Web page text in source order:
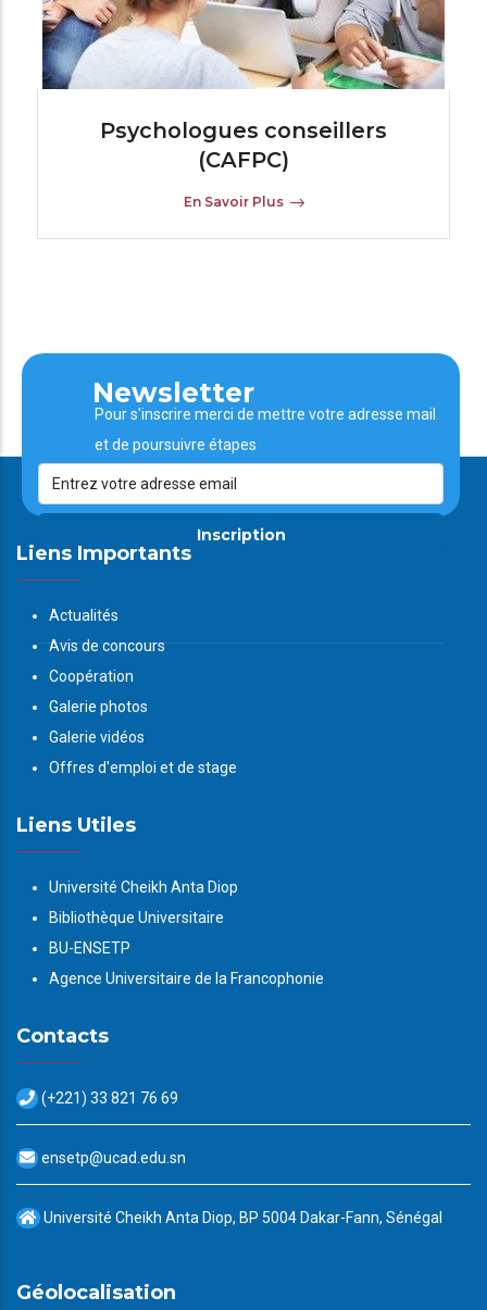
Psychologues conseillers
(CAFPC)
En Savoir Plus
Newsletter
Pour s'inscrire merci de mettre votre adresse mail
et de poursuivre étapes
Inscription
Liens Importants
Actualités
Avis de concours
Coopération
Galerie photos
Galerie vidéos
Offres d'emploi et de stage
Liens Utiles
Université Cheikh Anta Diop
Bibliothèque Universitaire
BU-ENSETP
Agence Universitaire de la Francophonie
Contacts
(+221) 33 821 76 69
ensetp@ucad.edu.sn
Université Cheikh Anta Diop, BP 5004 Dakar-Fann, Sénégal
Géolocalisation